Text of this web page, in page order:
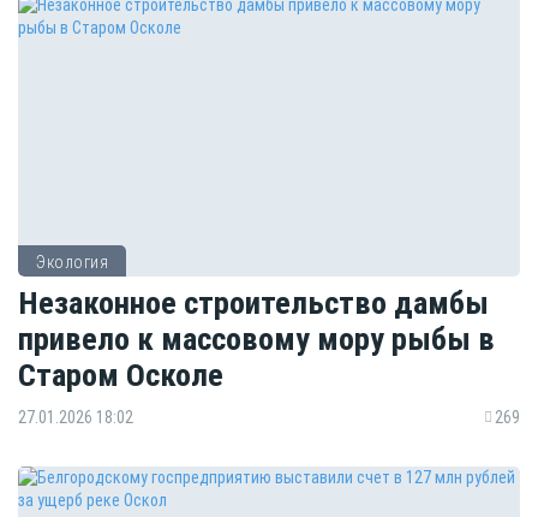
Экология
Незаконное строительство дамбы
привело к массовому мору рыбы в
Старом Осколе
27.01.2026 18:02 269